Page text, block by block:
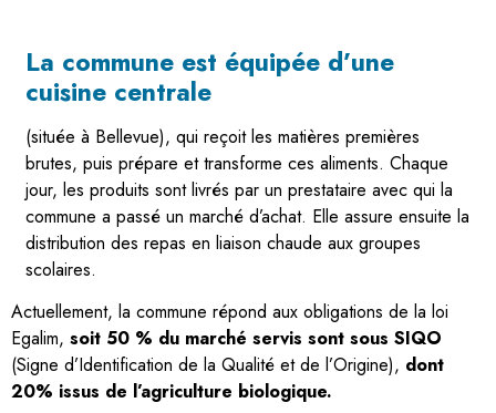
La commune est équipée d’une
cuisine centrale
(située à Bellevue), qui reçoit les matières premières
brutes, puis prépare et transforme ces aliments. Chaque
jour, les produits sont livrés par un prestataire avec qui la
commune a passé un marché d’achat. Elle assure ensuite la
distribution des repas en liaison chaude aux groupes
scolaires.
Actuellement, la commune répond aux obligations de la loi
Egalim, soit 50 % du marché servis sont sous SIQO
(Signe d’Identification de la Qualité et de l’Origine), dont
20% issus de l’agriculture biologique.